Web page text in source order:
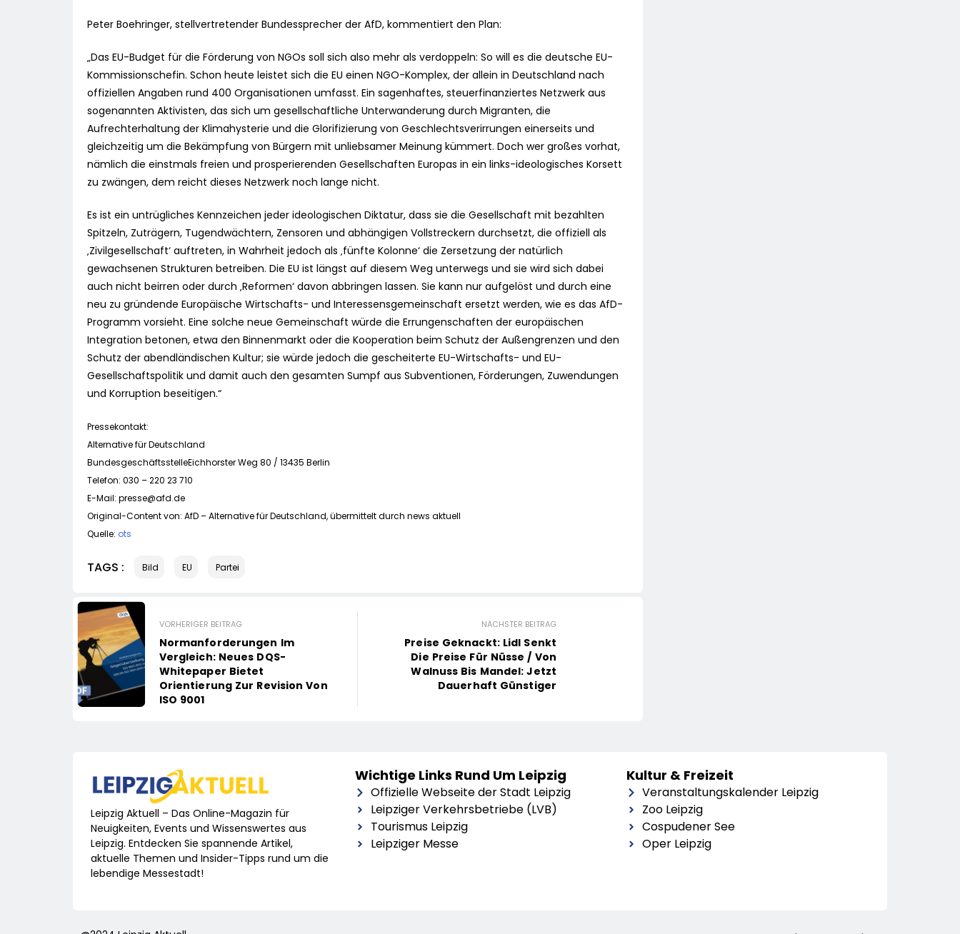
Peter Boehringer, stellvertretender Bundessprecher der AfD, kommentiert den Plan:
„Das EU-Budget für die Förderung von NGOs soll sich also mehr als verdoppeln: So will es die deutsche EU-
Kommissionschefin. Schon heute leistet sich die EU einen NGO-Komplex, der allein in Deutschland nach
offiziellen Angaben rund 400 Organisationen umfasst. Ein sagenhaftes, steuerfinanziertes Netzwerk aus
sogenannten Aktivisten, das sich um gesellschaftliche Unterwanderung durch Migranten, die
Aufrechterhaltung der Klimahysterie und die Glorifizierung von Geschlechtsverirrungen einerseits und
gleichzeitig um die Bekämpfung von Bürgern mit unliebsamer Meinung kümmert. Doch wer großes vorhat,
nämlich die einstmals freien und prosperierenden Gesellschaften Europas in ein links-ideologisches Korsett
zu zwängen, dem reicht dieses Netzwerk noch lange nicht.
Es ist ein untrügliches Kennzeichen jeder ideologischen Diktatur, dass sie die Gesellschaft mit bezahlten
Spitzeln, Zuträgern, Tugendwächtern, Zensoren und abhängigen Vollstreckern durchsetzt, die offiziell als
‚Zivilgesellschaft‘ auftreten, in Wahrheit jedoch als ‚fünfte Kolonne‘ die Zersetzung der natürlich
gewachsenen Strukturen betreiben. Die EU ist längst auf diesem Weg unterwegs und sie wird sich dabei
auch nicht beirren oder durch ‚Reformen‘ davon abbringen lassen. Sie kann nur aufgelöst und durch eine
neu zu gründende Europäische Wirtschafts- und Interessensgemeinschaft ersetzt werden, wie es das AfD-
Programm vorsieht. Eine solche neue Gemeinschaft würde die Errungenschaften der europäischen
Integration betonen, etwa den Binnenmarkt oder die Kooperation beim Schutz der Außengrenzen und den
Schutz der abendländischen Kultur; sie würde jedoch die gescheiterte EU-Wirtschafts- und EU-
Gesellschaftspolitik und damit auch den gesamten Sumpf aus Subventionen, Förderungen, Zuwendungen
und Korruption beseitigen.“
Pressekontakt:
Alternative für Deutschland
BundesgeschäftsstelleEichhorster Weg 80 / 13435 Berlin
Telefon: 030 – 220 23 710
E-Mail: presse@afd.de
Original-Content von: AfD – Alternative für Deutschland, übermittelt durch news aktuell
Quelle: ots
TAGS : Bild EU Partei
VORHERIGER BEITRAG
Normanforderungen Im
Vergleich: Neues DQS-
Whitepaper Bietet
Orientierung Zur Revision Von
ISO 9001
NÄCHSTER BEITRAG
Preise Geknackt: Lidl Senkt
Die Preise Für Nüsse / Von
Walnuss Bis Mandel: Jetzt
Dauerhaft Günstiger
Leipzig Aktuell – Das Online-Magazin für
Neuigkeiten, Events und Wissenswertes aus
Leipzig. Entdecken Sie spannende Artikel,
aktuelle Themen und Insider-Tipps rund um die
lebendige Messestadt!
Wichtige Links Rund Um Leipzig
Offizielle Webseite der Stadt Leipzig
Leipziger Verkehrsbetriebe (LVB)
Tourismus Leipzig
Leipziger Messe
Kultur & Freizeit
Veranstaltungskalender Leipzig
Zoo Leipzig
Cospudener See
Oper Leipzig